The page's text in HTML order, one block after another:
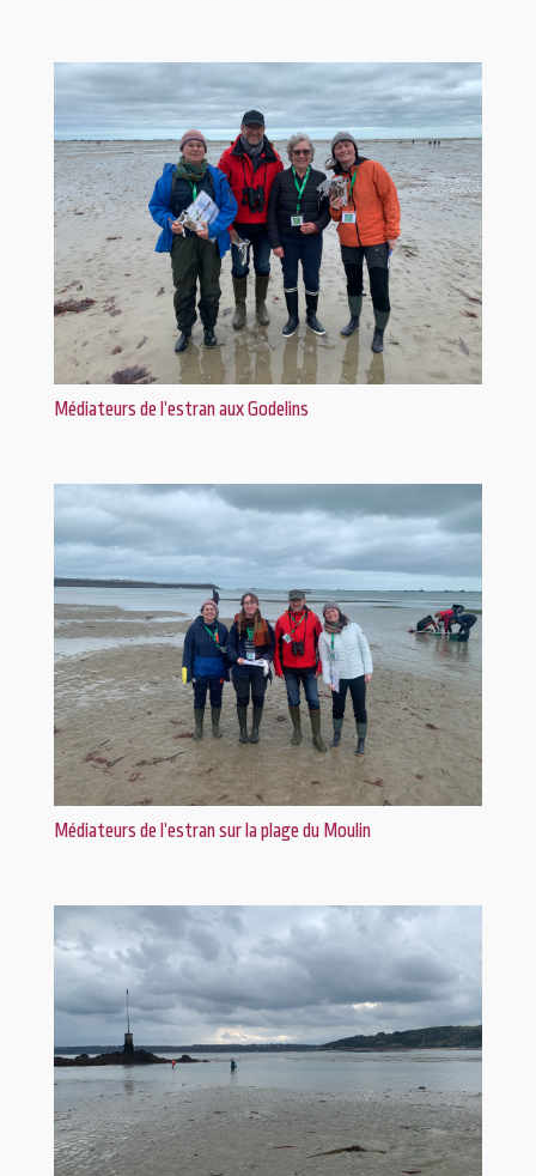
Médiateurs de l’estran aux Godelins
Médiateurs de l’estran sur la plage du Moulin